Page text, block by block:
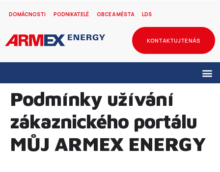
DOMÁCNOSTI PODNIKATELÉ OBCE A MĚSTA LDS
KONTAKTUJTE NÁS
Podmínky užívání
zákaznického portálu
MŮJ ARMEX ENERGY